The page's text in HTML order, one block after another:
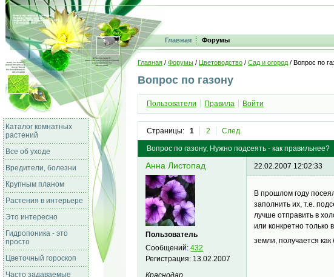
Главная Форумы
Каталог комнатных
растений
Все об уходе
Вредители, болезни
Крупным планом
Растения в интерьере
Это интересно
Гидропоника - это
просто
Цветочный гороскоп
Часто задаваемые
Главная / Форумы / Цветоводство / Сад и огород / Вопрос по
Вопрос по газону
Пользователи Правила Войти
Страницы: 1 2 След.
Вопрос по газону, Нужно подсеять - как правильнее?
Анна Листопад
Пользователь
Сообщений:432
Регистрация: 13.02.2007
22.02.2007 12:02:33
В прошлом году
заполнить их, т.е.
лучше отправить в
или конкретно только
земли, получается